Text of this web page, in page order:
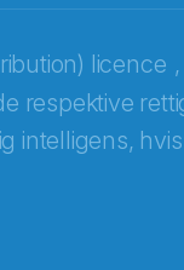
licence
respektive
intelligens,